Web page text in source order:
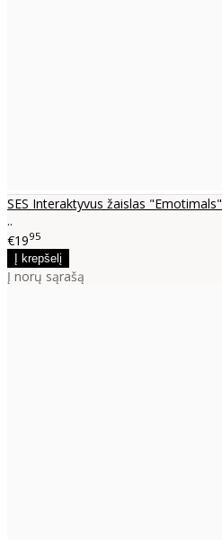
SES Interaktyvus žaislas "Emotimals"
..
€1995
Į norų sąrašą